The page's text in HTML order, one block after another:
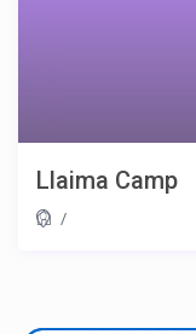
Llaima Camp
/